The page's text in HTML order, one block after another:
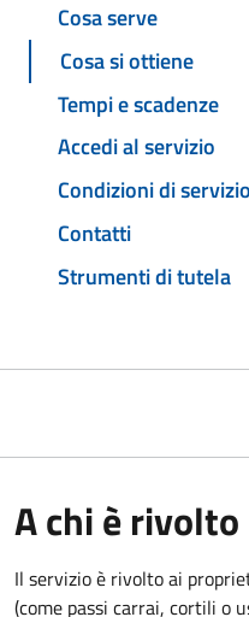
Cosa serve
Cosa si ottiene
Tempi e scadenze
Accedi al servizio
Condizioni di servizio
Contatti
Strumenti di tutela
A chi è rivolto
Il servizio è rivolto ai
(come passi carrai, cortili o